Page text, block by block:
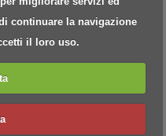
continuare la navigazione
il loro uso.